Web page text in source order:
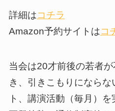
詳細はコチラ
Amazon予約サイトはコ
当会は20才前後の若者
き、引きこもりになら
ト、講演活動（毎月）を